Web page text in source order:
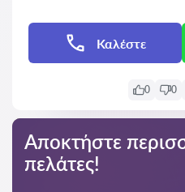
Καλέστε
0 0
Αποκτήστε
πελάτες!